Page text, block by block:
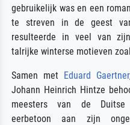
gebruikelijk was en een
te streven in de geest
resulteerde in veel van
talrijke winterse motieven
Samen met Eduard Gaertner
Johann Heinrich Hintze
meesters van de Duitse
eerbetoon aan zijn